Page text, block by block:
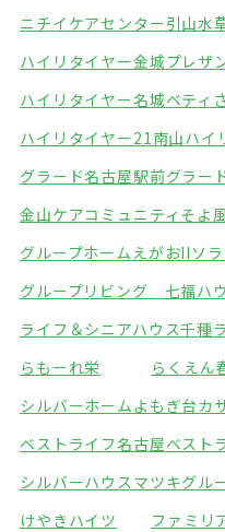
ニチイケアセンター引山水
ハイリタイヤー金城プレザ
ハイリタイヤー名城ベティ
ハイリタイヤー21南山ハイ
グラード名古屋駅前グラー
金山ケアコミュニティそよ
グループホームえがおII ソ
グループリビング 七福ハ
ライフ＆シニアハウス千種
らもーれ栄
らくえん
シルバーホームよもぎ台カ
ベストライフ名古屋ベスト
シルバーハウスマツキグル
けやきハイツ
ファミリ